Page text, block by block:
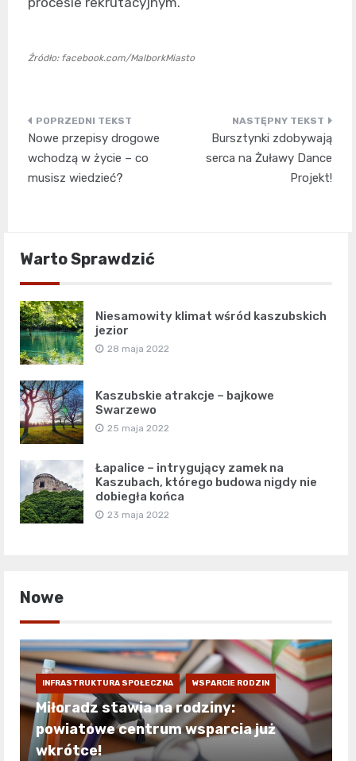
Źródło: facebook.com/MalborkMiasto
Nawigacja
wpisu
Nowe przepisy drogowe
wchodzą w życie – co
musisz wiedzieć?
Bursztynki zdobywają
serca na Żuławy Dance
Projekt!
Warto Sprawdzić
Niesamowity klimat wśród kaszubskich
jezior
28 maja 2022
Kaszubskie atrakcje – bajkowe
Swarzewo
25 maja 2022
Łapalice – intrygujący zamek na
Kaszubach, którego budowa nigdy nie
dobiegła końca
23 maja 2022
Nowe
INFRASTRUKTURA SPOŁECZNA WSPARCIE RODZIN
Miłoradz stawia na rodziny:
powiatowe centrum wsparcia już
wkrótce!